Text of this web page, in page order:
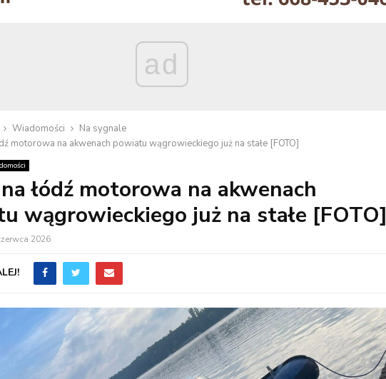
ad
Wiadomości
Na sygnale
motorowa na akwenach powiatu wągrowieckiego już na stałe [FOTO]
łódź motorowa na akwenach
wągrowieckiego już na stałe [FOTO]
2026